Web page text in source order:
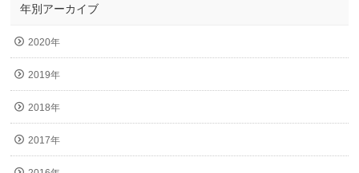
年別アーカイブ
2020年
2019年
2018年
2017年